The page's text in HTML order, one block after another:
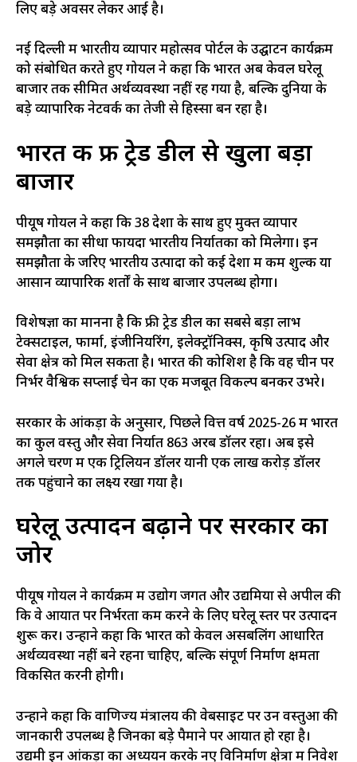
लिए बड़े अवसर लेकर आई है।
नई दिल्ली में भारतीय व्यापार महोत्सव पोर्टल के उद्घाटन कार्यक्रम
को संबोधित करते हुए गोयल ने कहा कि भारत अब केवल घरेलू
बाजार तक सीमित अर्थव्यवस्था नहीं रह गया है, बल्कि दुनिया के
बड़े व्यापारिक नेटवर्क का तेजी से हिस्सा बन रहा है।
भारत की फ्री ट्रेड डील से खुला बड़ा
बाजार
पीयूष गोयल ने कहा कि 38 देशों के साथ हुए मुक्त व्यापार
समझौतों का सीधा फायदा भारतीय निर्यातकों को मिलेगा। इन
समझौतों के जरिए भारतीय उत्पादों को कई देशों में कम शुल्क या
आसान व्यापारिक शर्तों के साथ बाजार उपलब्ध होगा।
विशेषज्ञों का मानना है कि फ्री ट्रेड डील का सबसे बड़ा लाभ
टेक्सटाइल, फार्मा, इंजीनियरिंग, इलेक्ट्रॉनिक्स, कृषि उत्पाद और
सेवा क्षेत्र को मिल सकता है। भारत की कोशिश है कि वह चीन पर
निर्भर वैश्विक सप्लाई चेन का एक मजबूत विकल्प बनकर उभरे।
सरकार के आंकड़ों के अनुसार, पिछले वित्त वर्ष 2025-26 में भारत
का कुल वस्तु और सेवा निर्यात 863 अरब डॉलर रहा। अब इसे
अगले चरण में एक ट्रिलियन डॉलर यानी एक लाख करोड़ डॉलर
तक पहुंचाने का लक्ष्य रखा गया है।
घरेलू उत्पादन बढ़ाने पर सरकार का
जोर
पीयूष गोयल ने कार्यक्रम में उद्योग जगत और उद्यमियों से अपील की
कि वे आयात पर निर्भरता कम करने के लिए घरेलू स्तर पर उत्पादन
शुरू करें। उन्होंने कहा कि भारत को केवल असेंबलिंग आधारित
अर्थव्यवस्था नहीं बने रहना चाहिए, बल्कि संपूर्ण निर्माण क्षमता
विकसित करनी होगी।
उन्होंने कहा कि वाणिज्य मंत्रालय की वेबसाइट पर उन वस्तुओं की
जानकारी उपलब्ध है जिनका बड़े पैमाने पर आयात हो रहा है।
उद्यमी इन आंकड़ों का अध्ययन करके नए विनिर्माण क्षेत्रों में निवेश